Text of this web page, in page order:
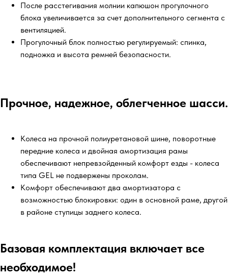
После расстегивания молнии капюшон прогулочного
блока увеличивается за счет дополнительного сегмента с
вентиляцией.
Прогулочный блок полностью регулируемый: спинка,
подножка и высота ремней безопасности.
Прочное, надежное, облегченное шасси.
Колеса на прочной полиуретановой шине, поворотные
передние колеса и двойная амортизация рамы
обеспечивают непревзойденный комфорт езды - колеса
типа GEL не подвержены проколам.
Комфорт обеспечивают два амортизатора с
возможностью блокировки: один в основной раме, другой
в районе ступицы заднего колеса.
Базовая комплектация включает все
необходимое!